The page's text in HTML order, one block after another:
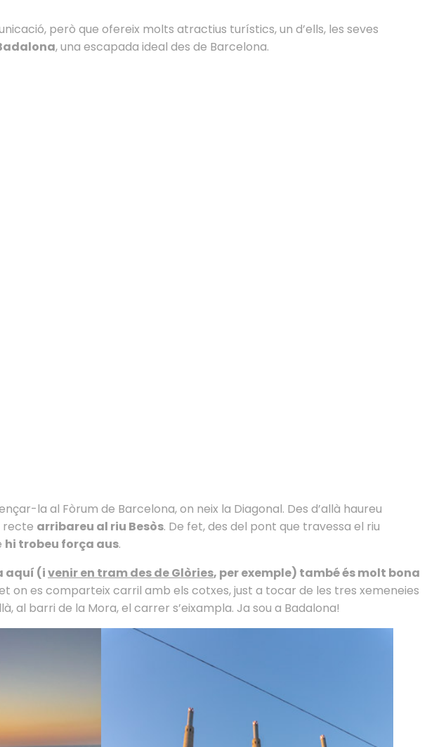
però que ofereix molts atractius turístics, un d’ells, les seves
, una escapada ideal des de Barcelona.
la al Fòrum de Barcelona, on neix la Diagonal. Des d’allà haureu
recte arribareu al riu Besòs. De fet, des del pont que travessa el riu
hi trobeu força aus.
aquí (ivenir en tram des de Glòries, per exemple) també és molt bona
on es comparteix carril amb els cotxes, just a tocar de les tres xemeneies
al barri de la Mora, el carrer s’eixampla. Ja sou a Badalona!